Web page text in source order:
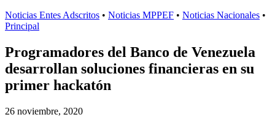
Noticias Entes Adscritos • Noticias MPPEF • Noticias Nacionales •
Principal
Programadores del Banco de Venezuela
desarrollan soluciones financieras en su
primer hackatón
26 noviembre, 2020